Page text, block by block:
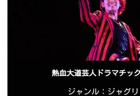
熱血大道芸人ドラマチッ
ジャンル：ジャグ